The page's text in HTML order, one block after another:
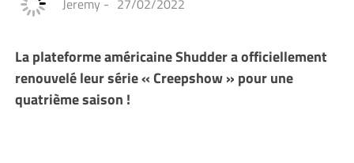
Jeremy - 27/02/2022
La plateforme américaine Shudder a officiellement
renouvelé leur série « Creepshow » pour une
quatrième saison !